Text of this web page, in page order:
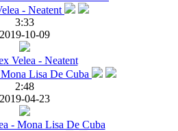
3:33
2019-10-09
Velea - Neatent
2:48
2019-04-23
- Mona Lisa De Cuba